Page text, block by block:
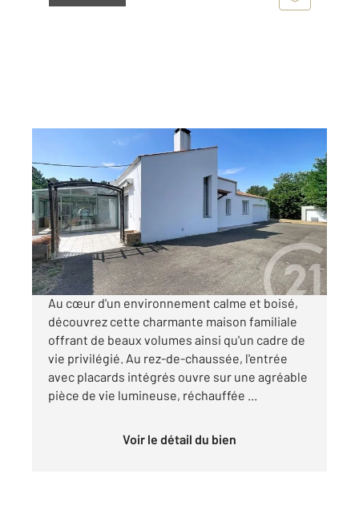
ST HILAIRE DE RIEZ 85
87,16 m , 3 pièces
Ref : 4935
Maison à vendre
297 150 €
Visiter le site dédié
Au cœur d'un environnement calme et boisé,
découvrez cette charmante maison familiale
offrant de beaux volumes ainsi qu'un cadre de
vie privilégié. Au rez-de-chaussée, l'entrée
avec placards intégrés ouvre sur une agréable
pièce de vie lumineuse, réchauffée ...
Voir le détail du bien